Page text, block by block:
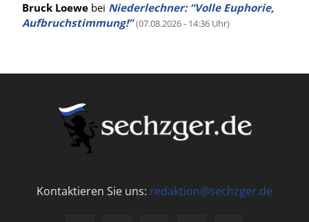
Bruck Loewe bei Niederlechner: “Volle Euphorie,
Aufbruchstimmung!” (07.08.2026 - 14:36 Uhr)
Kontaktieren Sie uns: redaktion@sechzger.de